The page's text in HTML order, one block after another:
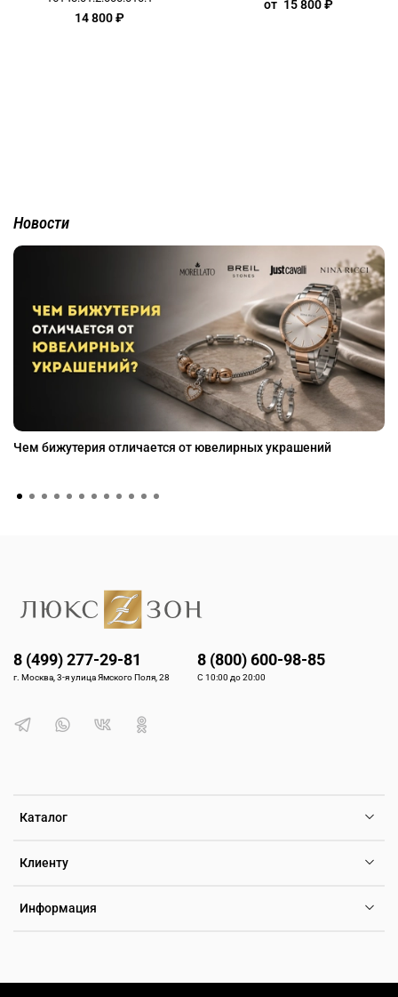
14 800 ₽
от 15 800 ₽
Новости
Чем бижутерия отличается от ювелирных украшений
Каталог
Клиенту
Информация
8 (499) 277-29-81
г. Москва, 3-я улица Ямского Поля, 28
8 (800) 600-98-85
С 10:00 до 20:00